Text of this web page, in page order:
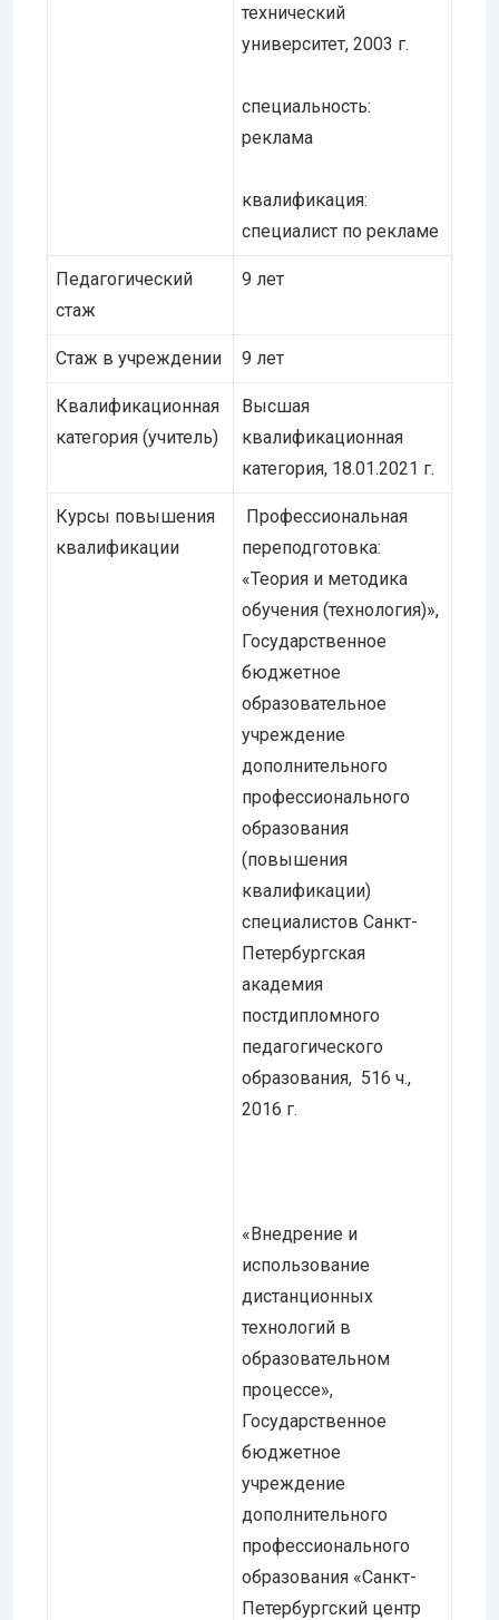
технический
университет, 2003 г.
специальность:
реклама
квалификация:
специалист по рекламе
Педагогический
стаж
9 лет
Стаж в учреждении 9 лет
Квалификационная
категория (учитель)
Высшая
квалификационная
категория, 18.01.2021 г.
Курсы повышения
квалификации
Профессиональная
переподготовка:
«Теория и методика
обучения (технология)»,
Государственное
бюджетное
образовательное
учреждение
дополнительного
профессионального
образования
(повышения
квалификации)
специалистов Санкт-
Петербургская
академия
постдипломного
педагогического
образования, 516 ч.,
2016 г.
«Внедрение и
использование
дистанционных
технологий в
образовательном
процессе»,
Государственное
бюджетное
учреждение
дополнительного
профессионального
образования «Санкт-
Петербургский центр